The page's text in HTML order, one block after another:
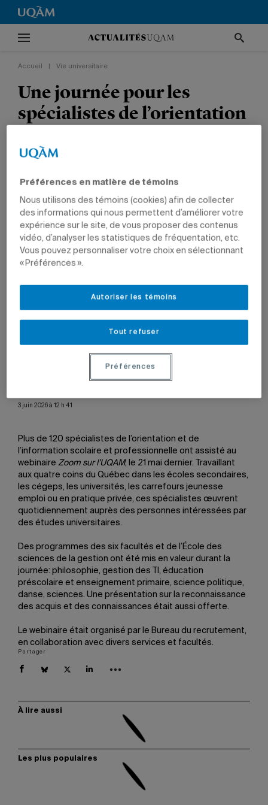
Accueil Vie universitaire
Une journée pour les
spécialistes de l’orientation
rayonner les programmes d’études de
l’Université.
VIE UNIVERSITAIRE ÉTUDIANTS PROFESSEURS
Frédérick Gagnon et les étudiantes Élodie Dupont-Nardini
et Salomé Leperlier ont discuté des particularités du
3 juin 2026 à 12 h 41
Plus de 120 spécialistes de l’orientation et de
l’information scolaire et professionnelle ont assisté au
webinaire Zoom sur l’UQAM, le 21 mai dernier. Travaillant
aux quatre coins du Québec dans les écoles secondaires,
les cégeps, les universités, les carrefours jeunesse
emploi ou en pratique privée, ces spécialistes œuvrent
quotidiennement auprès des personnes intéressées par
des études universitaires.
Des programmes des six facultés et de l’École des
sciences de la gestion ont été mis en valeur durant la
journée: philosophie, gestion des TI, éducation
préscolaire et enseignement primaire, science politique,
danse, sciences. Une présentation sur la reconnaissance
des acquis et des connaissances était aussi offerte.
Le webinaire était organisé par le Bureau du recrutement,
en collaboration avec divers services et facultés.
Partager
À lire aussi
Les plus populaires
Préférences en matière de témoins
Nous utilisons des témoins (cookies) afin de collecter
des informations qui nous permettent d’améliorer votre
expérience sur le site, de vous proposer des contenus
vidéo, d’analyser les statistiques de fréquentation, etc.
Vous pouvez personnaliser votre choix en sélectionnant
« Préférences ».
Tout refuser
Autoriser les témoins
Préférences